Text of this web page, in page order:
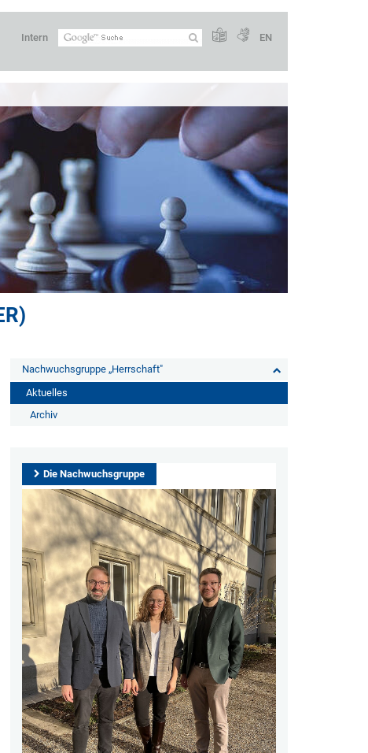
Intern EN
Nachwuchsgruppe „Herrschaft"
Aktuelles
Archiv
Die Nachwuchsgruppe